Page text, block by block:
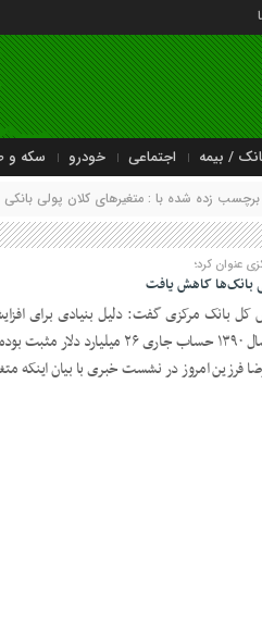
/ بیمه اجتماعی خودرو سکه و
برچسب زده شده با : متغیرهای کلان پولی بانکی
عنوان کرد؛
بانک‌ها کاهش یافت
کل بانک مرکزی گفت: دلیل بنیادی برای
حساب جاری، در سال ۱۳۹۰ حساب جاری
فرزین امروز در نشست خبری با بیان اینکه